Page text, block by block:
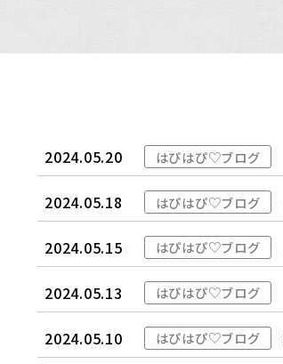
2024.05.20 はぴはぴ♡ブログ
2024.05.18 はぴはぴ♡ブログ
2024.05.15 はぴはぴ♡ブログ
2024.05.13 はぴはぴ♡ブログ
2024.05.10 はぴはぴ♡ブログ